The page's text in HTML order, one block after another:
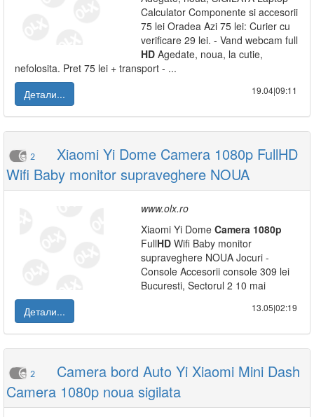
Calculator Componente si accesorii
75 lei Oradea Azi 75 lei: Curier cu
verificare 29 lei. - Vand webcam full
HD Agedate, noua, la cutie,
nefolosita. Pret 75 lei + transport - ...
Детали...
19.04|09:11
2
Xiaomi Yi Dome Camera 1080p FullHD
Wifi Baby monitor supraveghere NOUA
www.olx.ro
Xiaomi Yi Dome Camera 1080p
FullHD Wifi Baby monitor
supraveghere NOUA Jocuri -
Console Accesorii console 309 lei
Bucuresti, Sectorul 2 10 mai
Детали...
13.05|02:19
2
Camera bord Auto Yi Xiaomi Mini Dash
Camera 1080p noua sigilata